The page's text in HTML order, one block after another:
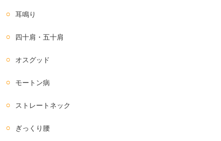
耳鳴り
四十肩・五十肩
オスグッド
モートン病
ストレートネック
ぎっくり腰